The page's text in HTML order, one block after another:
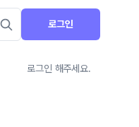
로그인
로그인 해주세요.